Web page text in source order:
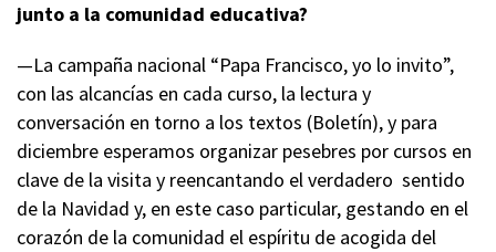
junto a la comunidad educativa?
—La campaña nacional “Papa Francisco, yo lo invito”,
con las alcancías en cada curso, la lectura y
conversación en torno a los textos (Boletín), y para
diciembre esperamos organizar pesebres por cursos en
clave de la visita y reencantando el verdadero sentido
de la Navidad y, en este caso particular, gestando en el
corazón de la comunidad el espíritu de acogida del